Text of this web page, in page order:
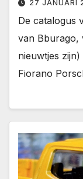
27 JANUARI
De catalogus
van Bburago,
nieuwtjes
Fiorano